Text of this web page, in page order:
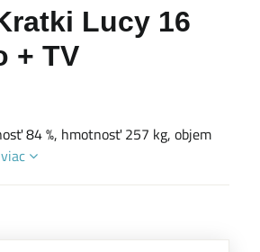
Lucy 16
+ TV
84 %, hmotnosť 257 kg, objem